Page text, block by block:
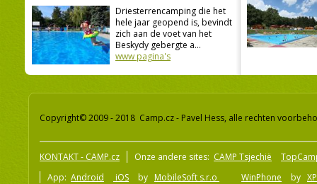
Driesterrencamping die het
hele jaar geopend is, bevindt
zich aan de voet van het
Beskydy gebergte a...
www pagina's
Copyright© 2009 - 2018 Camp.cz - Pavel Hess, alle rechten
KONTAKT - CAMP.cz Onze andere sites: CAMP Tsjechië
App: Android iOS by MobileSoft s.r.o WinPhone by